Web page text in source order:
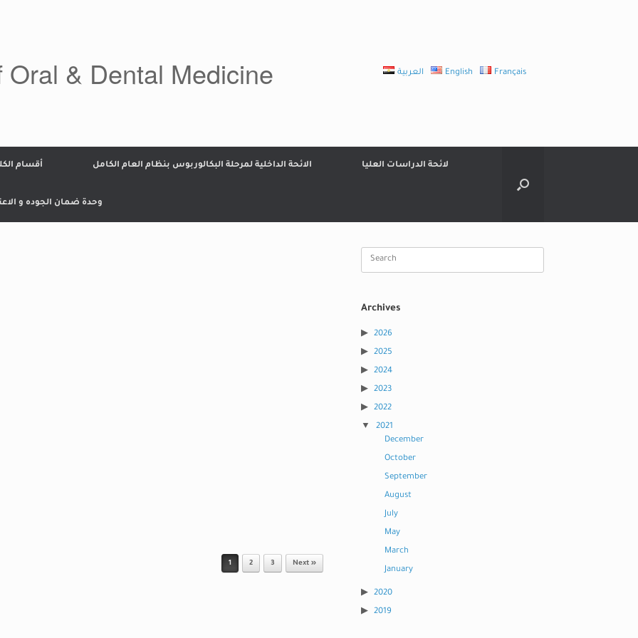
Oral & Dental Medicine العربية English Français
أقسام الائحة الداخلية لمرحلة البكالوربوس بنظام العام الكامل لائحة الدراسات العليا
وحدة ضمان الجوده و
1 2 3 Next »
Search
Archives
2026
2025
2024
2023
2022
2021
December
October
September
August
July
May
March
January
2020
2019